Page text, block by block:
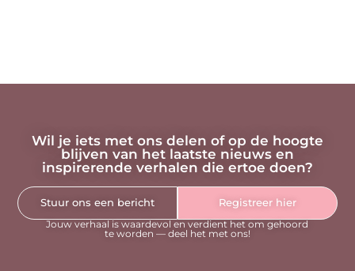
Wil je iets met ons delen of op de hoogte
blijven van het laatste nieuws en
inspirerende verhalen die ertoe doen?
Stuur ons een bericht
Registreer hier
Jouw verhaal is waardevol en verdient het om gehoord
te worden — deel het met ons!